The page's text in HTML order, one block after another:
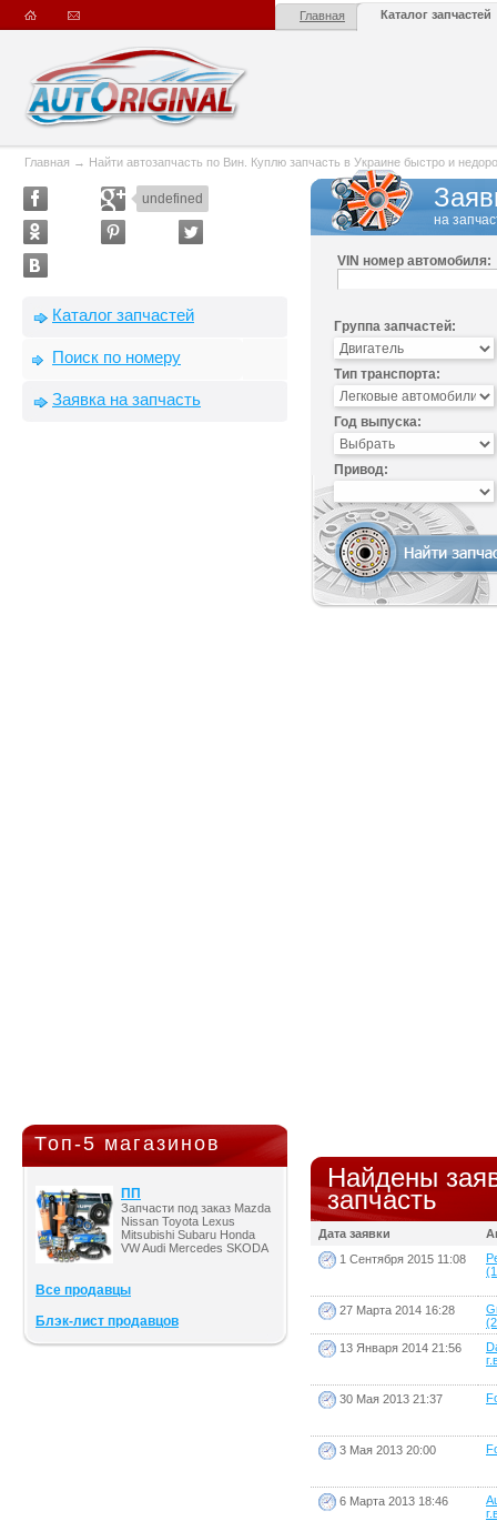
Главная Каталог запчастей
Главная → Найти автозапчасть по Вин. Куплю запчасть в Украине быстро и
undefined
Каталог запчастей
Поиск по номеру
Заявка на запчасть
Топ-5 магазинов
ПП
Запчасти под заказ Mazda
Nissan Toyota Lexus
Mitsubishi Subaru Honda
VW Audi Mercedes SKODA
Все продавцы
Блэк-лист продавцов
на
VIN номер автомобиля:
Группа запчастей:
Тип транспорта:
Год выпуска:
Привод:
Найдены
запчасть
Дата заявки
1 Сентября 2015 11:08
27 Марта 2014 16:28
13 Января 2014 21:56
30 Мая 2013 21:37
3 Мая 2013 20:00
6 Марта 2013 18:46